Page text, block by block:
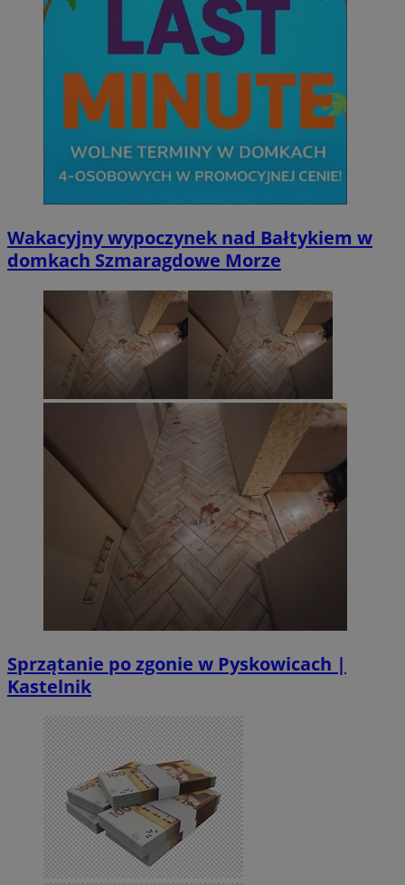
Wakacyjny wypoczynek nad Bałtykiem w
domkach Szmaragdowe Morze
Sprzątanie po zgonie w Pyskowicach |
Kastelnik